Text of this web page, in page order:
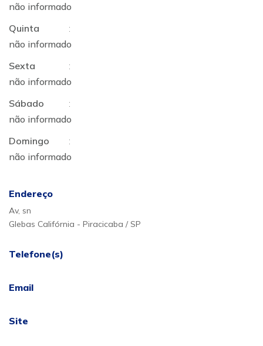
não informado
Quinta
:
não informado
Sexta
:
não informado
Sábado
:
não informado
Domingo
:
não informado
Endereço
Av, sn
Glebas Califórnia - Piracicaba / SP
Telefone(s)
Email
Site